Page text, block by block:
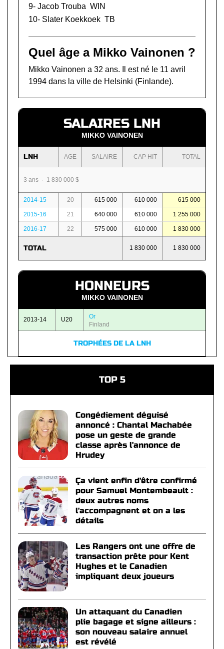
9- Jacob Trouba WIN
10- Slater Koekkoek TB
Quel âge a Mikko Vainonen ?
Mikko Vainonen a 32 ans. Il est né le 11 avril
1994 dans la ville de Helsinki (Finlande).
SALAIRES LNH
MIKKO VAINONEN
LNH AGE SALAIRE CAP HIT TOTAL
3 ans · 1 830 000 $
2014-15 20 615 000 610 000 615 000
2015-16 21 640 000 610 000 1 255 000
2016-17 22 575 000 610 000 1 830 000
TOTAL 1 830 000 1 830 000
HONNEURS
MIKKO VAINONEN
2013-14 U20
Or
Finland
TROPHÉES DE LA LNH
TOP 5
Congédiement déguisé
annoncé : Chantal Machabée
pose un geste de grande
classe après l'annonce de
Hrudey
Ça vient enfin d'être confirmé
pour Samuel Montembeault :
deux autres noms
l'accompagnent et on a les
détails
Les Rangers ont une offre de
transaction prête pour Kent
Hughes et le Canadien
impliquant deux joueurs
Un attaquant du Canadien
plie bagage et signe ailleurs :
son nouveau salaire annuel
est révélé